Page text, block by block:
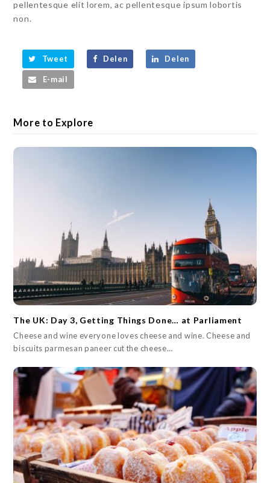
pellentesque elit lorem, ac pellentesque ipsum lobortis
non.
Tweet Delen Delen
E-mail
More to Explore
The UK: Day 3, Getting Things Done… at Parliament
Cheese and wine everyone loves cheese and wine. Cheese and
biscuits parmesan paneer cut the cheese…